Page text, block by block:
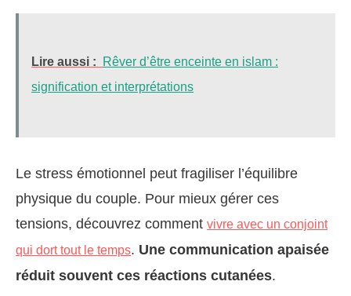
Lire aussi :
Rêver d’être enceinte en islam :
signification et interprétations
Le stress émotionnel peut fragiliser l’équilibre
physique du couple. Pour mieux gérer ces
tensions, découvrez comment vivre avec un conjoint
qui dort tout le temps. Une communication apaisée
réduit souvent ces réactions cutanées.